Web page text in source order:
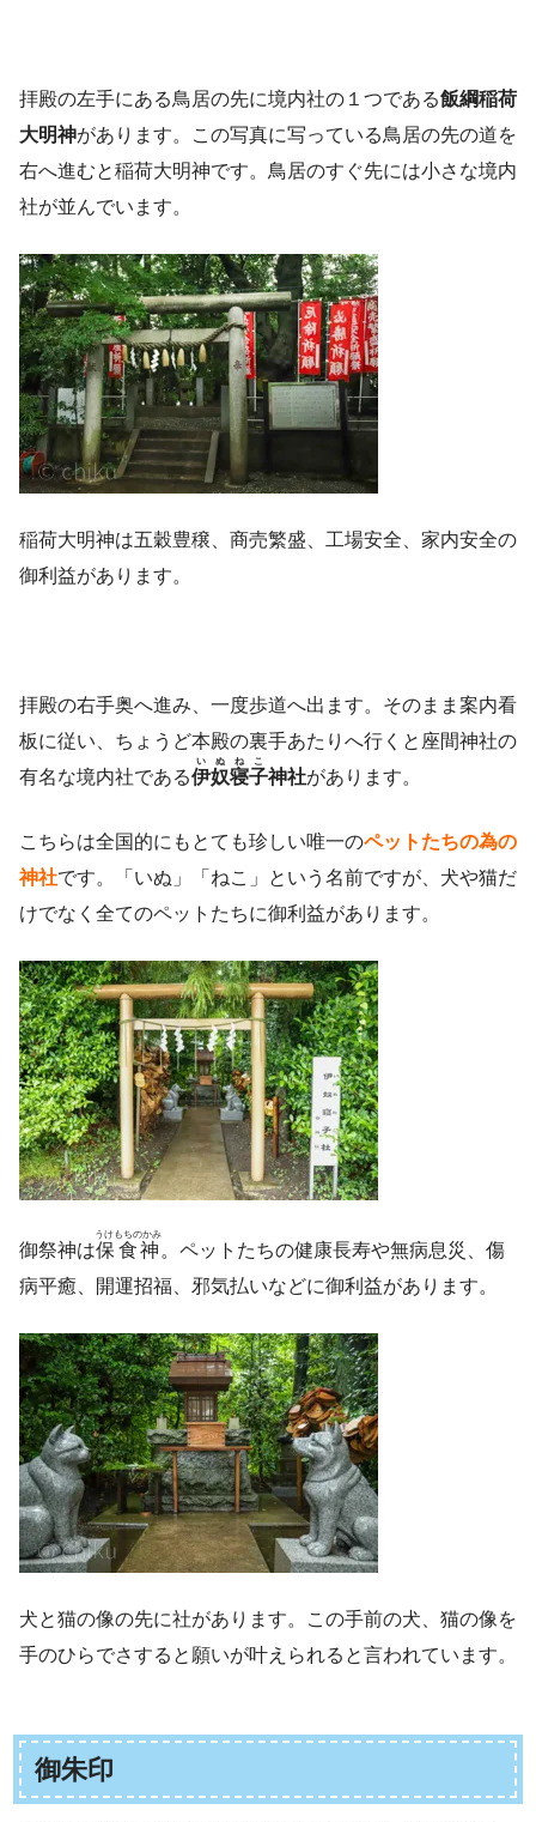
拝殿の左手にある鳥居の先に境内社の１つである飯綱稲荷
大明神があります。この写真に写っている鳥居の先の道を
右へ進むと稲荷大明神です。鳥居のすぐ先には小さな境内
社が並んでいます。
稲荷大明神は五穀豊穣、商売繁盛、工場安全、家内安全の
御利益があります。
拝殿の右手奥へ進み、一度歩道へ出ます。そのまま案内看
板に従い、ちょうど本殿の裏手あたりへ行くと座間神社の
有名な境内社である伊奴寝子
いぬねこ
神社があります。
こちらは全国的にもとても珍しい唯一のペットたちの為の
神社です。「いぬ」「ねこ」という名前ですが、犬や猫だ
けでなく全てのペットたちに御利益があります。
御祭神は保食神
うけもちのかみ
。ペットたちの健康長寿や無病息災、傷
病平癒、開運招福、邪気払いなどに御利益があります。
犬と猫の像の先に社があります。この手前の犬、猫の像を
手のひらでさすると願いが叶えられると言われています。
御朱印